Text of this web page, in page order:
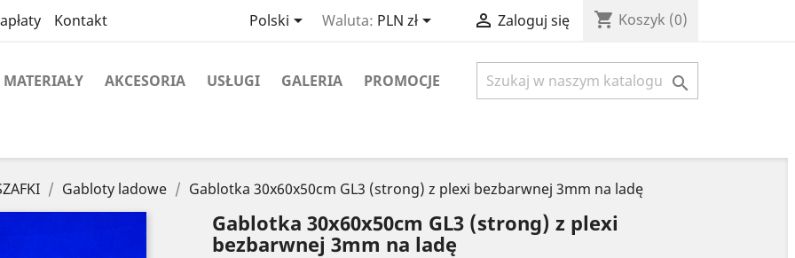
Kontakt Polski Waluta: PLN zł  Zaloguj się shopping_cart Koszyk (0)
MATERIAŁY AKCESORIA USŁUGI GALERIA PROMOCJE 
Gabloty ladowe Gablotka 30x60x50cm GL3 (strong) z plexi bezbarwnej 3mm na ladę
Gablotka 30x60x50cm GL3 (strong) z plexi
bezbarwnej 3mm na ladę